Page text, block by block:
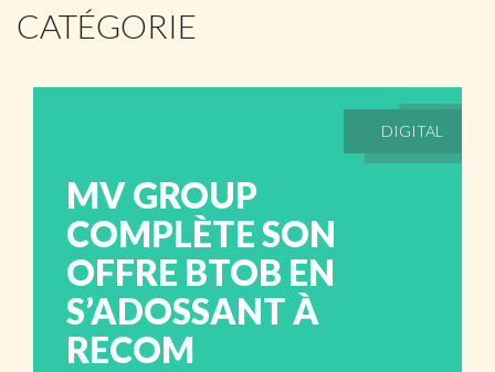
CATÉGORIE
DIGITAL
MV GROUP
COMPLÈTE SON
OFFRE BTOB EN
S’ADOSSANT À
RECOM